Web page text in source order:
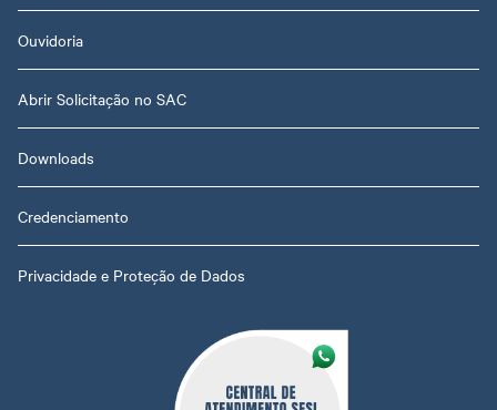
Ouvidoria
Abrir Solicitação no SAC
Downloads
Credenciamento
Privacidade e Proteção de Dados